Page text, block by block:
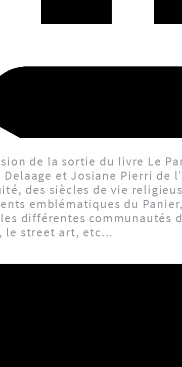
de la sortie du livre Le
Delaage et Josiane Pierri de
des siècles de vie
emblématiques du
différentes communautés
le street art, etc...